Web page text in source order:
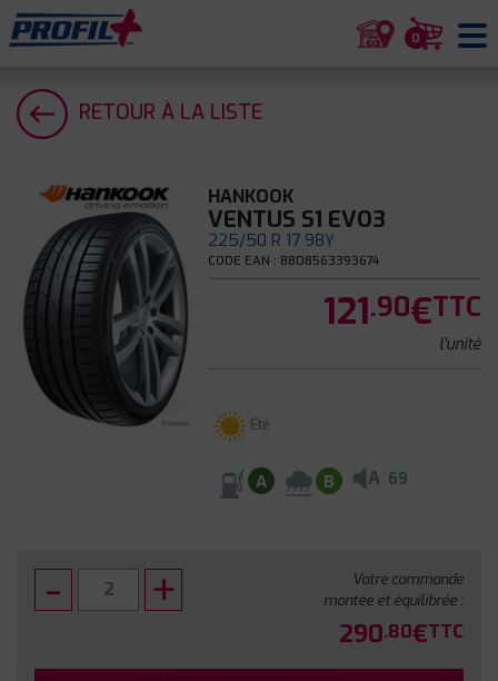
0
RETOUR À LA LISTE
HANKOOK
VENTUS S1 EVO3
225/50 R 17 98Y
CODE EAN : 8808563393674
121.90€TTC
l'unité
Été
A B A 69
Votre commande
montée et équilibrée :
290.80€TTC